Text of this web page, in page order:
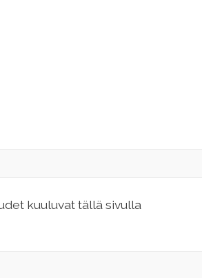
kuuluvat tällä sivulla